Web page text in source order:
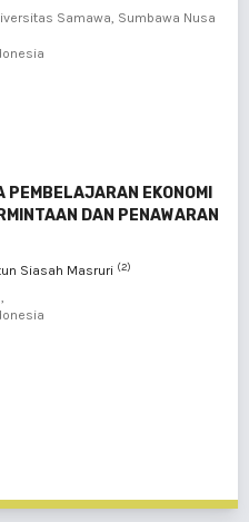
Samawa, Sumbawa Nusa
PEMBELAJARAN EKONOMI
DAN PENAWARAN
Siasah Masruri (2)